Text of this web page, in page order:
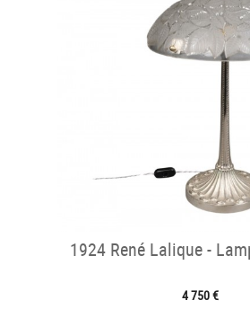
1924 René Lalique -
4 750 €